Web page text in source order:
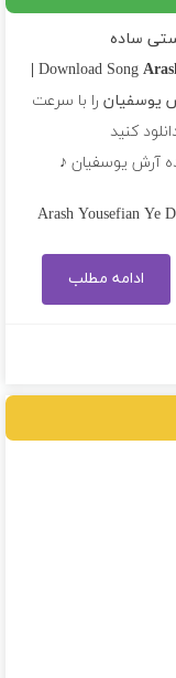
ساده
یوسفیانرا با سرعت
کنید
آرش یوسفیان ♪
ادامه مطلب